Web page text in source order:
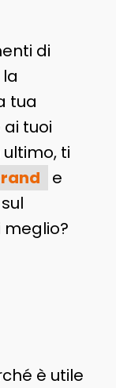
di
tua
tuoi
ti
e
è utile